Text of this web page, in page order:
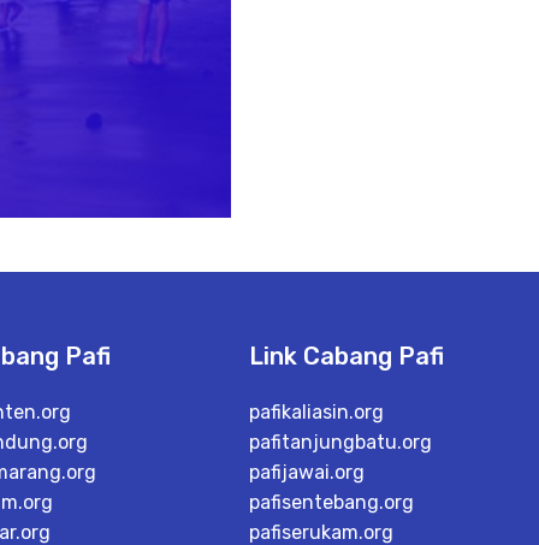
Pafi Link Cabang Pafi
pafikaliasin.org
pafitanjungbatu.org
pafijawai.org
pafisentebang.org
pafiserukam.org